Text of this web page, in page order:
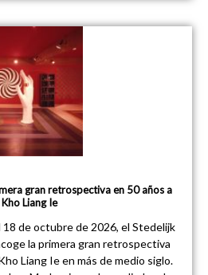
gran retrospectiva en 50 años a
Kho Liang Ie
18 de octubre de 2026, el Stedelijk
la primera gran retrospectiva
Liang Ie en más de medio siglo.